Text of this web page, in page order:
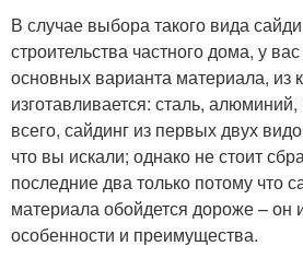
В случае выбора такого вида
строительства частного дома, у
основных варианта материала, из
изготавливается: сталь,
всего, сайдинг из первых двух
что вы искали; однако не стоит
последние два только потому что
материала обойдется дороже – он
особенности и преимущества.